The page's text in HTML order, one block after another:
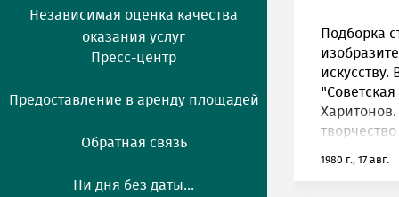
Независимая оценка качества
оказания услуг
Пресс-центр
Предоставление в аренду площадей
Обратная связь
Ни дня без даты...
Подборка
искусству.
1980 г., 17 авг.